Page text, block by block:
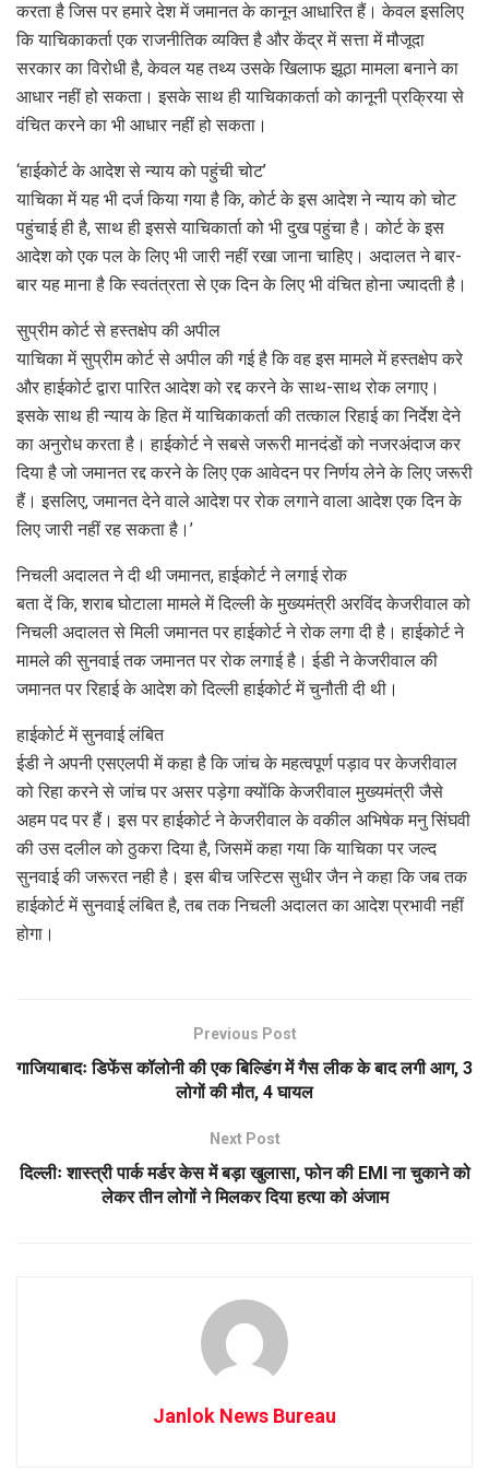
करता है जिस पर हमारे देश में जमानत के कानून आधारित हैं। केवल इसलिए
कि याचिकाकर्ता एक राजनीतिक व्यक्ति है और केंद्र में सत्ता में मौजूदा
सरकार का विरोधी है, केवल यह तथ्य उसके खिलाफ झूठा मामला बनाने का
आधार नहीं हो सकता। इसके साथ ही याचिकाकर्ता को कानूनी प्रक्रिया से
वंचित करने का भी आधार नहीं हो सकता।
‘हाईकोर्ट के आदेश से न्याय को पहुंची चोट’
याचिका में यह भी दर्ज किया गया है कि, कोर्ट के इस आदेश ने न्याय को चोट
पहुंचाई ही है, साथ ही इससे याचिकार्ता को भी दुख पहुंचा है। कोर्ट के इस
आदेश को एक पल के लिए भी जारी नहीं रखा जाना चाहिए। अदालत ने बार-
बार यह माना है कि स्वतंत्रता से एक दिन के लिए भी वंचित होना ज्यादती है।
सुप्रीम कोर्ट से हस्तक्षेप की अपील
याचिका में सुप्रीम कोर्ट से अपील की गई है कि वह इस मामले में हस्तक्षेप करे
और हाईकोर्ट द्वारा पारित आदेश को रद्द करने के साथ-साथ रोक लगाए।
इसके साथ ही न्याय के हित में याचिकाकर्ता की तत्काल रिहाई का निर्देश देने
का अनुरोध करता है। हाईकोर्ट ने सबसे जरूरी मानदंडों को नजरअंदाज कर
दिया है जो जमानत रद्द करने के लिए एक आवेदन पर निर्णय लेने के लिए जरूरी
हैं। इसलिए, जमानत देने वाले आदेश पर रोक लगाने वाला आदेश एक दिन के
लिए जारी नहीं रह सकता है।’
निचली अदालत ने दी थी जमानत, हाईकोर्ट ने लगाई रोक
बता दें कि, शराब घोटाला मामले में दिल्ली के मुख्यमंत्री अरविंद केजरीवाल को
निचली अदालत से मिली जमानत पर हाईकोर्ट ने रोक लगा दी है। हाईकोर्ट ने
मामले की सुनवाई तक जमानत पर रोक लगाई है। ईडी ने केजरीवाल की
जमानत पर रिहाई के आदेश को दिल्ली हाईकोर्ट में चुनौती दी थी।
हाईकोर्ट में सुनवाई लंबित
ईडी ने अपनी एसएलपी में कहा है कि जांच के महत्वपूर्ण पड़ाव पर केजरीवाल
को रिहा करने से जांच पर असर पड़ेगा क्योंकि केजरीवाल मुख्यमंत्री जैसे
अहम पद पर हैं। इस पर हाईकोर्ट ने केजरीवाल के वकील अभिषेक मनु सिंघवी
की उस दलील को ठुकरा दिया है, जिसमें कहा गया कि याचिका पर जल्द
सुनवाई की जरूरत नही है। इस बीच जस्टिस सुधीर जैन ने कहा कि जब तक
हाईकोर्ट में सुनवाई लंबित है, तब तक निचली अदालत का आदेश प्रभावी नहीं
होगा।
Previous Post
गाजियाबादः डिफेंस कॉलोनी की एक बिल्डिंग में गैस लीक के बाद लगी आग, 3
लोगों की मौत, 4 घायल
Next Post
दिल्लीः शास्त्री पार्क मर्डर केस में बड़ा खुलासा, फोन की EMI ना चुकाने को
लेकर तीन लोगों ने मिलकर दिया हत्या को अंजाम
Janlok News Bureau